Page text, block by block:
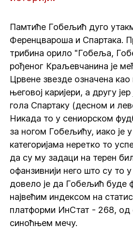
Памтиће Гобељић дуго
Ференцвароша и Спартака.
трибина орило "Гобеља,
рођеног Краљевчанина је
Црвене звезде означена
његовој каријери, а другу
гола Спартаку (десном и
Никада то у сениорском
за ногом Гобељићу, иако је
категоријама неретко то
да су му задаци на терен
офанзивнији него што су то
довело је да Гобељић буде
највећим индексом на
платформи ИнСтат - 268, од
синоћњем мечу.